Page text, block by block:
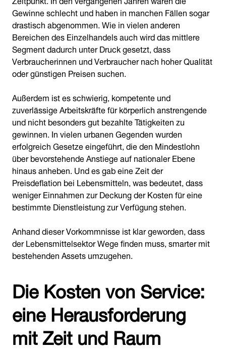
Gewinne schlecht und haben in manchen Fällen sogar
drastisch abgenommen. Wie in vielen anderen
Bereichen des Einzelhandels auch wird das mittlere
Segment dadurch unter Druck gesetzt, dass
Verbraucherinnen und Verbraucher nach hoher Qualität
oder günstigen Preisen suchen.
Außerdem ist es schwierig, kompetente und
zuverlässige Arbeitskräfte für körperlich anstrengende
und nicht besonders gut bezahlte Tätigkeiten zu
gewinnen. In vielen urbanen Gegenden wurden
erfolgreich Gesetze eingeführt, die den Mindestlohn
über bevorstehende Anstiege auf nationaler Ebene
hinaus anheben. Und es gab eine Zeit der
Preisdeflation bei Lebensmitteln, was bedeutet, dass
weniger Einnahmen zur Deckung der Kosten für eine
bestimmte Dienstleistung zur Verfügung stehen.
Anhand dieser Vorkommnisse ist klar geworden, dass
der Lebensmittelsektor Wege finden muss, smarter mit
bestehenden Assets umzugehen.
Die Kosten von Service:
eine Herausforderung
mit Zeit und Raum